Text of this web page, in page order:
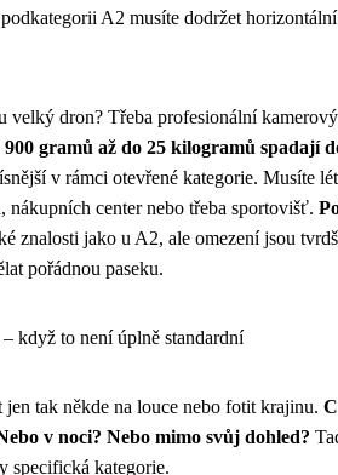
A2 musíte dodržet
velký dron? Třeba profesionální
gramů až do 25 kilogramů spadají
v rámci otevřené kategorie. Musíte
nákupních center nebo třeba sportovišť.
znalosti jako u A2, ale omezení jsou
pořádnou paseku.
když to není úplně standardní
tak někde na louce nebo fotit krajinu.
v noci? Nebo mimo svůj dohled?
specifická kategorie.